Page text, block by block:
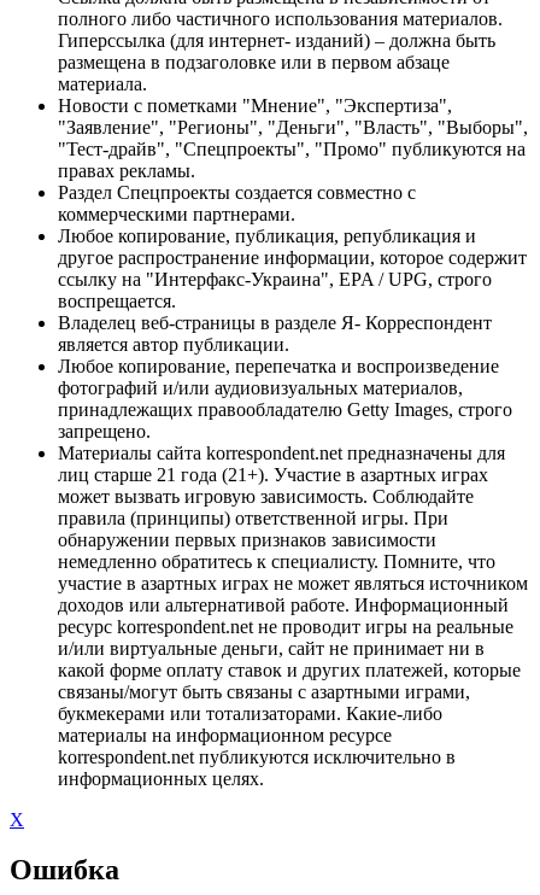
полного либо частичного использования материалов.
Гиперссылка (для интернет- изданий) – должна быть
размещена в подзаголовке или в первом абзаце
материала.
Новости с пометками "Мнение", "Экспертиза",
"Заявление", "Регионы", "Деньги", "Власть", "Выборы",
"Тест-драйв", "Спецпроекты", "Промо" публикуются на
правах рекламы.
Раздел Спецпроекты создается совместно с
коммерческими партнерами.
Любое копирование, публикация, републикация и
другое распространение информации, которое содержит
ссылку на "Интерфакс-Украина", EPA / UPG, строго
воспрещается.
Владелец веб-страницы в разделе Я- Корреспондент
является автор публикации.
Любое копирование, перепечатка и воспроизведение
фотографий и/или аудиовизуальных материалов,
принадлежащих правообладателю Getty Images, строго
запрещено.
Материалы сайта korrespondent.net предназначены для
лиц старше 21 года (21+). Участие в азартных играх
может вызвать игровую зависимость. Соблюдайте
правила (принципы) ответственной игры. При
обнаружении первых признаков зависимости
немедленно обратитесь к специалисту. Помните, что
участие в азартных играх не может являться источником
доходов или альтернативой работе. Информационный
ресурс korrespondent.net не проводит игры на реальные
и/или виртуальные деньги, сайт не принимает ни в
какой форме оплату ставок и других платежей, которые
связаны/могут быть связаны с азартными играми,
букмекерами или тотализаторами. Какие-либо
материалы на информационном ресурсе
korrespondent.net публикуются исключительно в
информационных целях.
X
Ошибка